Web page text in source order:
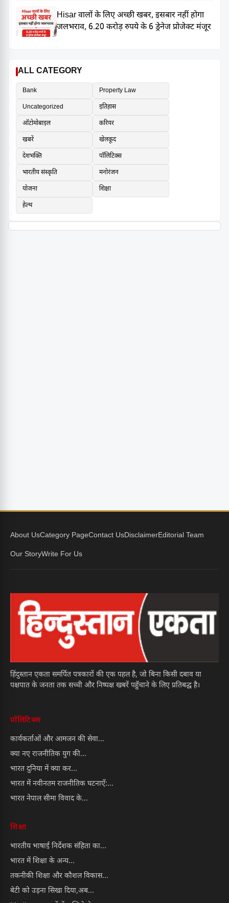
Hisar वालों के लिए अच्छी खबर, इसबार नहीं होगा
जलभराव, 6.20 करोड़ रुपये के 6 ड्रेनेज प्रोजेक्ट मंजूर
ALL CATEGORY
Bank
Property Law
Uncategorized
इतिहास
ऑटोमोबाइल
करियर
खबरें
खेलकूद
देशभक्ति
पॉलिटिक्स
भारतीय संस्कृति
मनोरंजन
योजना
शिक्षा
हेल्थ
About UsCategory PageContact UsDisclaimerEditorial Team
Our StoryWrite For Us
हिंदुस्तान एकता समर्पित पत्रकारों की एक पहल है, जो बिना किसी दबाव या
पक्षपात के जनता तक सच्ची और निष्पक्ष खबरें पहुँचाने के लिए प्रतिबद्ध है।
पॉलिटिक्स
कार्यकर्ताओं और आमजन की सेवा...
क्या नए राजनीतिक युग की...
भारत दुनिया में क्या कर...
भारत में नवीनतम राजनीतिक घटनाएँ:...
भारत नेपाल सीमा विवाद के...
शिक्षा
भारतीय भाषाई निर्देशक संहिता का...
भारत में शिक्षा के अन्य...
तकनीकी शिक्षा और कौशल विकास...
बेटी को उड़ना सिखा दिया,अब...